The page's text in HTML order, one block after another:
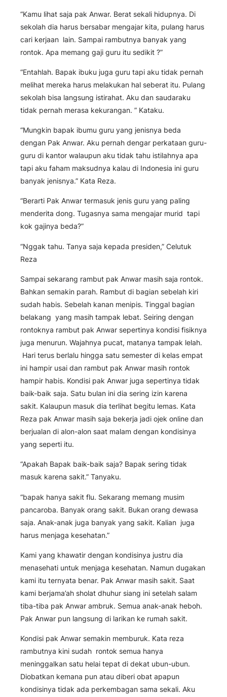
“Kamu lihat saja pak Anwar. Berat sekali hidupnya. Di
sekolah dia harus bersabar mengajar kita, pulang harus
cari kerjaan lain. Sampai rambutnya banyak yang
rontok. Apa memang gaji guru itu sedikit ?”
“Entahlah. Bapak ibuku juga guru tapi aku tidak pernah
melihat mereka harus melakukan hal seberat itu. Pulang
sekolah bisa langsung istirahat. Aku dan saudaraku
tidak pernah merasa kekurangan. ” Kataku.
“Mungkin bapak ibumu guru yang jenisnya beda
dengan Pak Anwar. Aku pernah dengar perkataan guru-
guru di kantor walaupun aku tidak tahu istilahnya apa
tapi aku faham maksudnya kalau di Indonesia ini guru
banyak jenisnya.” Kata Reza.
“Berarti Pak Anwar termasuk jenis guru yang paling
menderita dong. Tugasnya sama mengajar murid tapi
kok gajinya beda?”
“Nggak tahu. Tanya saja kepada presiden,” Celutuk
Reza
Sampai sekarang rambut pak Anwar masih saja rontok.
Bahkan semakin parah. Rambut di bagian sebelah kiri
sudah habis. Sebelah kanan menipis. Tinggal bagian
belakang yang masih tampak lebat. Seiring dengan
rontoknya rambut pak Anwar sepertinya kondisi fisiknya
juga menurun. Wajahnya pucat, matanya tampak lelah.
Hari terus berlalu hingga satu semester di kelas empat
ini hampir usai dan rambut pak Anwar masih rontok
hampir habis. Kondisi pak Anwar juga sepertinya tidak
baik-baik saja. Satu bulan ini dia sering izin karena
sakit. Kalaupun masuk dia terlihat begitu lemas. Kata
Reza pak Anwar masih saja bekerja jadi ojek online dan
berjualan di alon-alon saat malam dengan kondisinya
yang seperti itu.
“Apakah Bapak baik-baik saja? Bapak sering tidak
masuk karena sakit.” Tanyaku.
“bapak hanya sakit flu. Sekarang memang musim
pancaroba. Banyak orang sakit. Bukan orang dewasa
saja. Anak-anak juga banyak yang sakit. Kalian juga
harus menjaga kesehatan.”
Kami yang khawatir dengan kondisinya justru dia
menasehati untuk menjaga kesehatan. Namun dugakan
kami itu ternyata benar. Pak Anwar masih sakit. Saat
kami berjama’ah sholat dhuhur siang ini setelah salam
tiba-tiba pak Anwar ambruk. Semua anak-anak heboh.
Pak Anwar pun langsung di larikan ke rumah sakit.
Kondisi pak Anwar semakin memburuk. Kata reza
rambutnya kini sudah rontok semua hanya
meninggalkan satu helai tepat di dekat ubun-ubun.
Diobatkan kemana pun atau diberi obat apapun
kondisinya tidak ada perkembagan sama sekali. Aku